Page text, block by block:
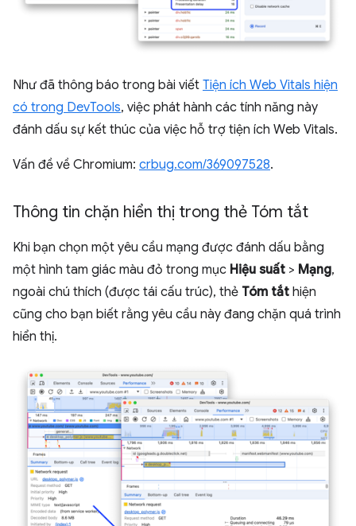
Như đã thông báo trong bài viết Tiện ích Web Vitals hiện
có trong DevTools, việc phát hành các tính năng này
đánh dấu sự kết thúc của việc hỗ trợ tiện ích Web Vitals.
Vấn đề về Chromium: crbug.com/369097528.
Thông tin chặn hiển thị trong thẻ Tóm tắt
Khi bạn chọn một yêu cầu mạng được đánh dấu bằng
một hình tam giác màu đỏ trong mục Hiệu suất > Mạng,
ngoài chú thích (được tái cấu trúc), thẻ Tóm tắt hiện
cũng cho bạn biết rằng yêu cầu này đang chặn quá trình
hiển thị.